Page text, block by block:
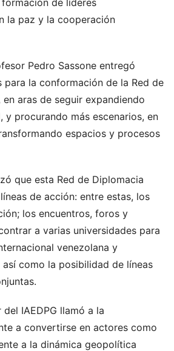
la paz y la cooperación
Pedro Sassone entregó
para la conformación de la Red de
aras de seguir expandiendo
y procurando más escenarios, en
espacios y procesos
que esta Red de Diplomacia
de acción: entre estas, los
los encuentros, foros y
a varias universidades para
venezolana y
así como la posibilidad de líneas
IAEDPG llamó a la
a convertirse en actores como
a la dinámica geopolítica